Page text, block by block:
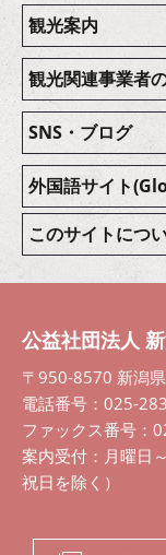
観光案内
観光関連事業者
SNS・ブログ
外国語サイト
このサイトにつ
公益社団法人
〒950-8570 新潟
電話番号：025-
ファックス番号：
案内受付：月曜日
祝日を除く）